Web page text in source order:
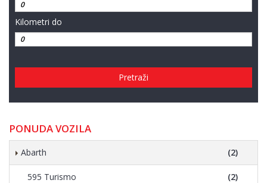
Kilometri do
Pretraži
PONUDA VOZILA
Abarth (2)
595 Turismo (2)